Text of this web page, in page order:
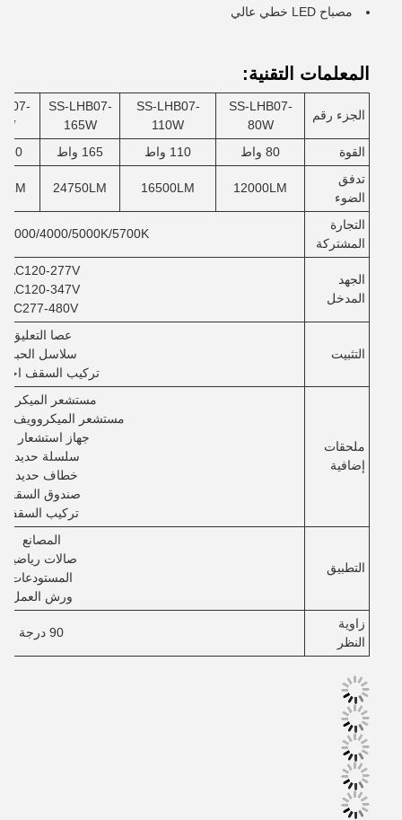
مصباح LED خطي عالي
المعلمات التقنية:
الجزء رقم
SS-LHB07-
80W
SS-LHB07-
110W
SS-LHB07-
165W
القوة
80 واط 110 واط 165 واط
220 واط
تدفق
الضوء
12000LM
16500LM
24750LM
التجارة
المشتركة
3000/4000/5000K/5700K/يمكن تحديدها
الجهد
المدخل
AC120-277V/
AC120-347V/
AC277-480V
التثبيت
عصا التعليق
سلاسل الحبل
تركيب السقف
ملحقات
إضافية
مستشعر
مستشعر الميكروويف ((ZHaga)
جهاز استشعار PIR
سلسلة حديدية
خطاف حديدي
صندوق السقف
تركيب السقف
التطبيق
المصانع
صالات رياضية
المستودعات
ورش العمل
زاوية
النظر
90 درجة